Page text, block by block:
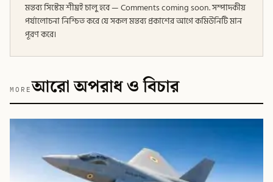
মন্তব্য সিস্টেম শীঘ্রই চালু হবে — Comments coming soon. সম্পাদকীয়
পর্যালোচনা নিশ্চিত করে যে সকল মন্তব্য প্রকাশের আগে কমিউনিটি মান
পূরণ করে।
MOREআরো অপরাধ ও বিচার